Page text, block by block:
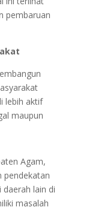
pembaruan
lebih aktif
maupun
Agam,
pendekatan
lain di
masalah